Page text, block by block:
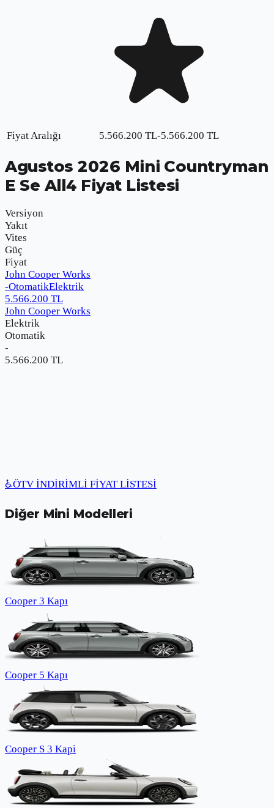
Fiyat Aralığı 5.566.200 TL-5.566.200 TL
Agustos 2026 Mini Countryman
E Se All4 Fiyat Listesi
Versiyon
Yakıt
Vites
Güç
Fiyat
John Cooper Works
-OtomatikElektrik
5.566.200 TL
John Cooper Works
Elektrik
Otomatik
-
5.566.200 TL
♿ÖTV İNDİRİMLİ FİYAT LİSTESİ
Diğer Mini Modelleri
Cooper 3 Kapı
Cooper 5 Kapı
Cooper S 3 Kapi